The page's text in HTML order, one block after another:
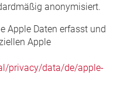
anonymisiert.
Apple Daten erfasst und
Apple
privacy/data/de/apple-